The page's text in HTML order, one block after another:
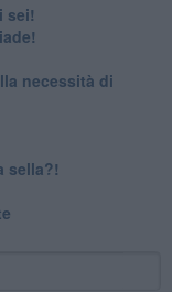
sei!
necessità di
sella?!